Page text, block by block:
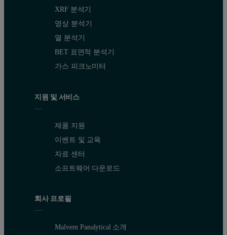
XRF 분석기
영상 분석기
열 분석기
BET 표면적 분석기
가스 피크노미터
지원 및 서비스
제품 지원
이벤트 및 교육
자료 센터
소프트웨어 다운로드
회사 프로필
Malvern Panalytical 소개